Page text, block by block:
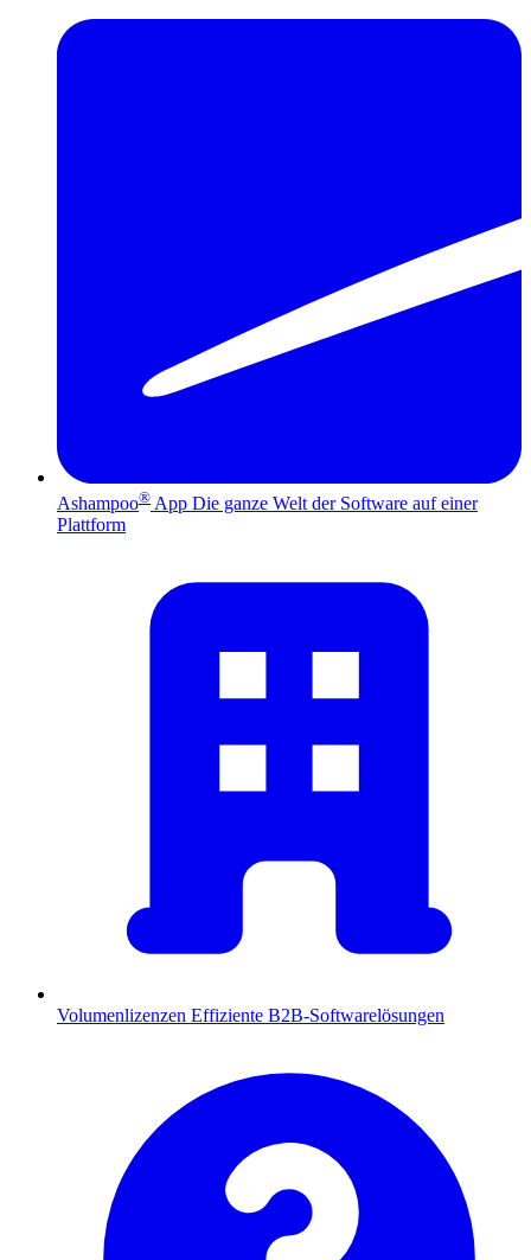
Ashampoo® App Die ganze Welt der Software auf einer
Plattform
Volumenlizenzen Effiziente B2B-Softwarelösungen